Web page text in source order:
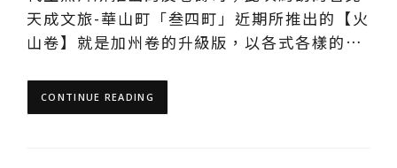
天成文旅-華山町「叁四町」近期所推出的【火
山卷】就是加州卷的升級版，以各式各樣的…
CONTINUE READING